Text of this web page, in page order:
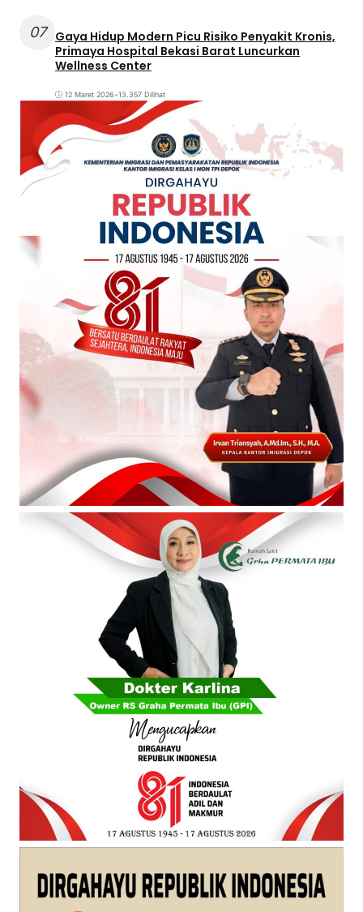
07
Gaya Hidup Modern Picu Risiko Penyakit Kronis,
Primaya Hospital Bekasi Barat Luncurkan
Wellness Center
12 Maret 2026•13.357 Dilihat